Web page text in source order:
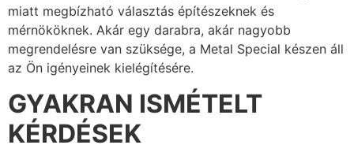
miatt megbízható választás építészeknek és
mérnököknek. Akár egy darabra, akár nagyobb
megrendelésre van szüksége, a Metal Special készen áll
az Ön igényeinek kielégítésére.
GYAKRAN ISMÉTELT
KÉRDÉSEK